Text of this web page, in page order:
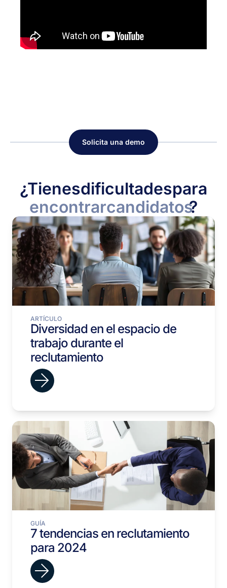
Solicita una demo
¿Tienesdificultadespara
encontrarcandidatos?
ARTÍCULO
Diversidad en el espacio de
trabajo durante el
reclutamiento
GUÍA
7 tendencias en reclutamiento
para 2024